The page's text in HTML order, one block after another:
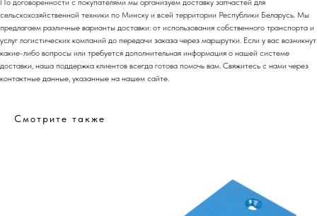
По договоренности с покупателями мы организуем доставку запчастей для
сельскохозяйственной техники по Минску и всей территории Республики Беларусь. Мы
предлагаем различные варианты доставки: от использования собственного транспорта и
услуг логистических компаний до передачи заказа через маршрутки. Если у вас возникнут
какие-либо вопросы или требуется дополнительная информация о нашей системе
доставки, наша поддержка клиентов всегда готова помочь вам. Свяжитесь с нами через
контактные данные, указанные на нашем сайте.
Смотрите также